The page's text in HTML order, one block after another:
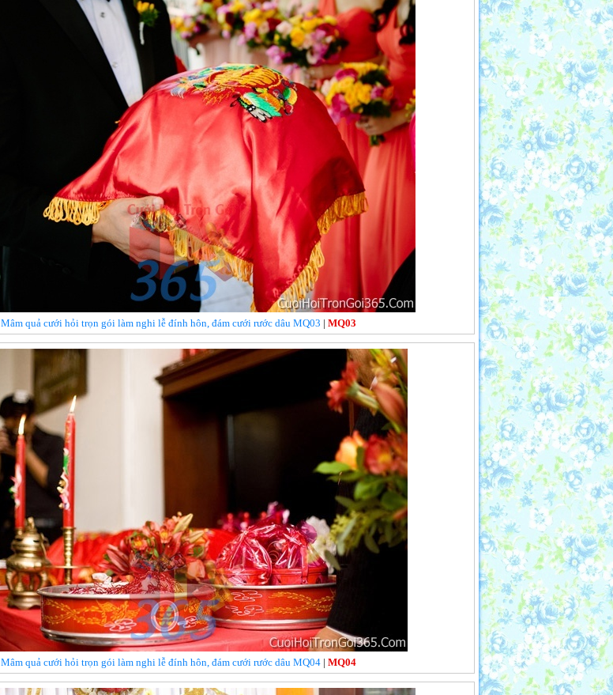
Mâm quả cưới hỏi trọn gói làm nghi lễ đính hôn, đám cưới rước dâu MQ03 | MQ03
Mâm quả cưới hỏi trọn gói làm nghi lễ đính hôn, đám cưới rước dâu MQ04 | MQ04